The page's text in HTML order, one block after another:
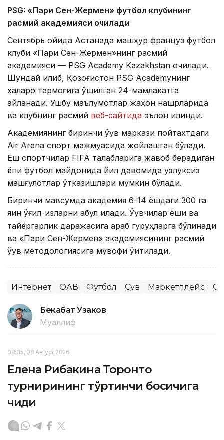
PSG: «Пари Сен-Жермен» футбол клубининг
расмий академияси очилади
Сентябрь ойида Астанада машҳур француз футбол
клуби «Пари Сен-Жермен»нинг расмий
академияси — PSG Academy Kazakhstan очилади.
Шундай қилиб, Қозоғистон PSG Academyнинг
халқаро тармоғига қўшилган 24-мамлакатга
айланади. Ушбу маълумотлар жаҳон нашрларида
ва клубнинг расмий веб-сайтида эълон қилинди.
Академиянинг биринчи ўқув маркази пойтахтдаги
Air Arena спорт мажмуасида жойлашган бўлади.
Ёш спортчилар FIFA талабларига жавоб берадиган
ёпиқ футбол майдонида йил давомида узлуксиз
машғулотлар ўтказишлари мумкин бўлади.
Биринчи мавсумда академия 6-14 ёшдаги 300 га
яқин ўғил-қизларни қабул қилади. Ўқувчилар ёши ва
тайёргарлик даражасига қараб гуруҳларга бўлинади
ва «Пари Сен-Жермен» академиясининг расмий
ўқув методологиясига мувофиқ ўқитилади.
Интернет ОАВ Футбол Сув Маркетплейс
Бекабат Узаков
Муаллиф
08:35, 08 Август 2026
Елена Рибакина Торонто
турнирининг тўртинчи босқичига
чиқди